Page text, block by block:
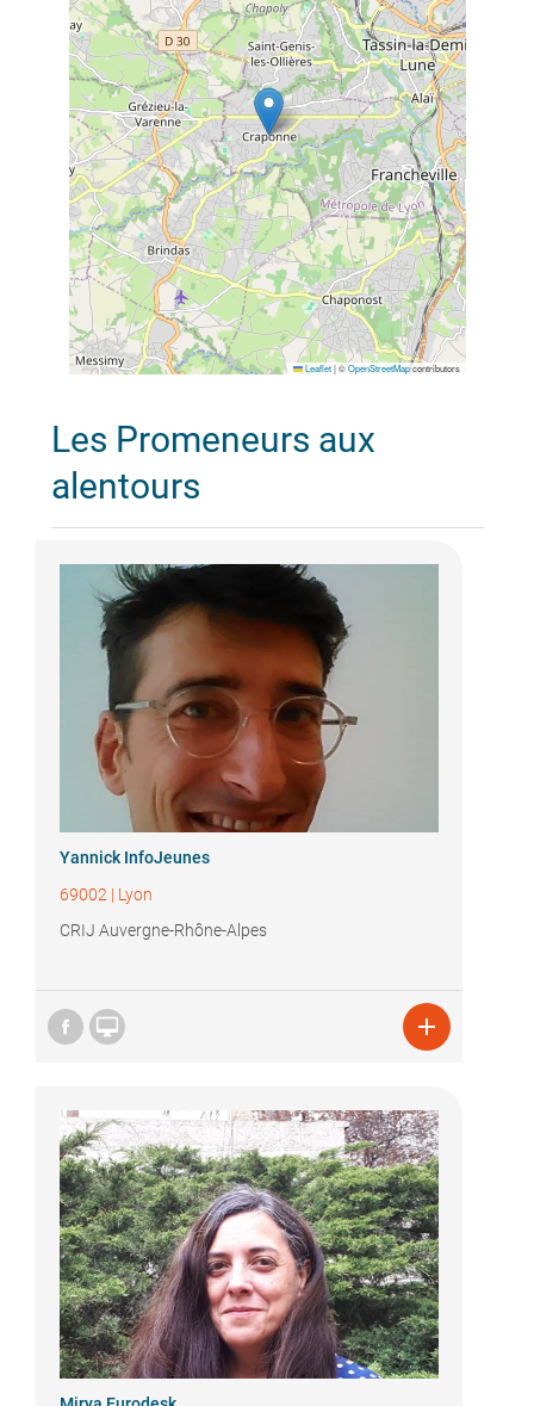
Leaflet |©OpenStreetMapcontributors
Les Promeneurs aux
alentours
Yannick InfoJeunes
69002 | Lyon
CRIJ Auvergne-Rhône-Alpes
 